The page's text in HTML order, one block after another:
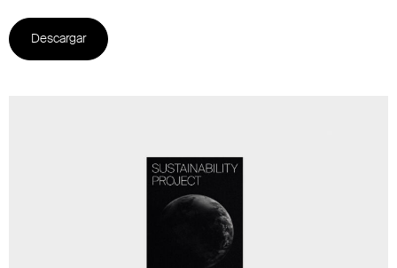
Descargar